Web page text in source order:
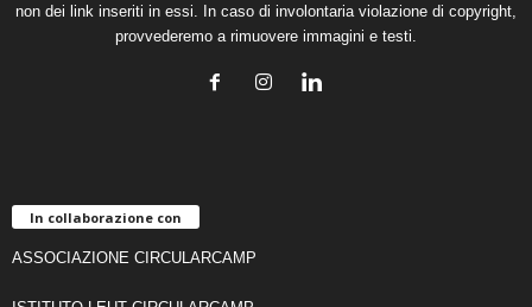
non dei link inseriti in essi. In caso di involontaria violazione di copyright,
provvederemo a rimuovere immagini e testi.
In collaborazione con
ASSOCIAZIONE CIRCULARCAMP